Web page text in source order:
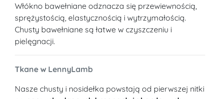
Włókno bawełniane odznacza się przewiewnością,
sprężystością, elastycznością i wytrzymałością.
Chusty bawełniane są łatwe w czyszczeniu i
pielęgnacji.
Tkane w LennyLamb
Nasze chusty i nosidełka powstają od pierwszej nitki